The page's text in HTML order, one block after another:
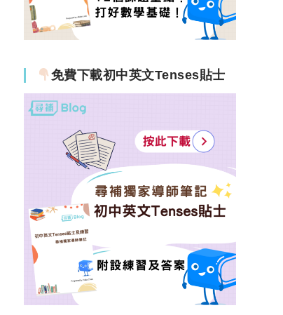
免費下載初中英文Tenses貼士